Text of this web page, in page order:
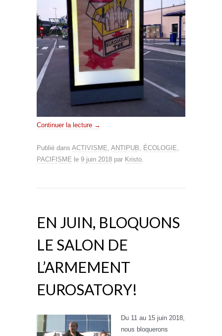
Continuer la lecture →
Publié dans ACTIVISME ANTIPUB ÉCOLOGIE
PACIFISME le 9 juin 2018 par Kristo
EN JUIN, BLOQUONS
LE SALON DE
L’ARMEMENT
EUROSATORY!
Du 11 au 15 juin 2018,
nous bloquerons